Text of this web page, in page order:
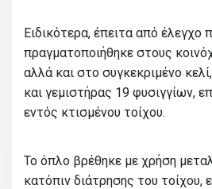
Ειδικότερα, έπειτα από έλεγχο
πραγματοποιήθηκε στους
αλλά και στο συγκεκριμένο
και γεμιστήρας 19 φυσιγγίων,
εντός κτισμένου τοίχου.
Το όπλο βρέθηκε με χρήση
κατόπιν διάτρησης του τοίχου,